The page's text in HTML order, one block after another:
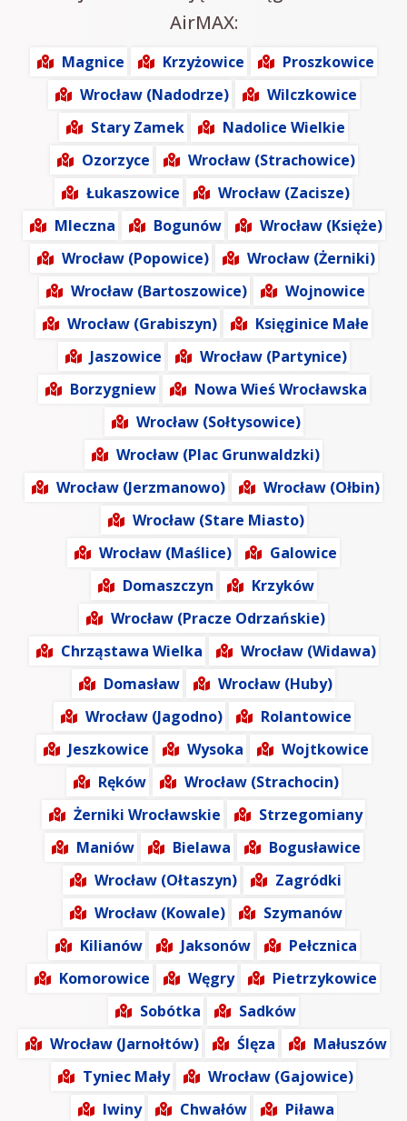
AirMAX:
Magnice Krzyżowice
Proszkowice
Wrocław (Nadodrze)
Wilczkowice
Stary Zamek
Nadolice Wielkie
Ozorzyce
Wrocław (Strachowice)
Łukaszowice
Wrocław (Zacisze)
Mleczna
Bogunów
Wrocław (Księże)
Wrocław (Popowice)
Wrocław (Żerniki)
Wrocław (Bartoszowice)
Wojnowice
Wrocław (Grabiszyn)
Księginice Małe
Jaszowice
Wrocław (Partynice)
Borzygniew
Nowa Wieś Wrocławska
Wrocław (Sołtysowice)
Wrocław (Plac Grunwaldzki)
Wrocław (Jerzmanowo)
Wrocław (Ołbin)
Wrocław (Stare Miasto)
Wrocław (Maślice)
Galowice
Domaszczyn
Krzyków
Wrocław (Pracze Odrzańskie)
Chrząstawa Wielka
Wrocław (Widawa)
Domasław
Wrocław (Huby)
Wrocław (Jagodno)
Rolantowice
Jeszkowice
Wysoka
Wojtkowice
Ręków
Wrocław (Strachocin)
Żerniki Wrocławskie
Strzegomiany
Maniów
Bielawa
Bogusławice
Wrocław (Ołtaszyn)
Zagródki
Wrocław (Kowale)
Szymanów
Kilianów
Jaksonów
Pełcznica
Komorowice
Węgry
Pietrzykowice
Sobótka
Sadków
Wrocław (Jarnołtów)
Ślęza
Małuszów
Tyniec Mały
Wrocław (Gajowice)
Iwiny
Chwałów
Piława